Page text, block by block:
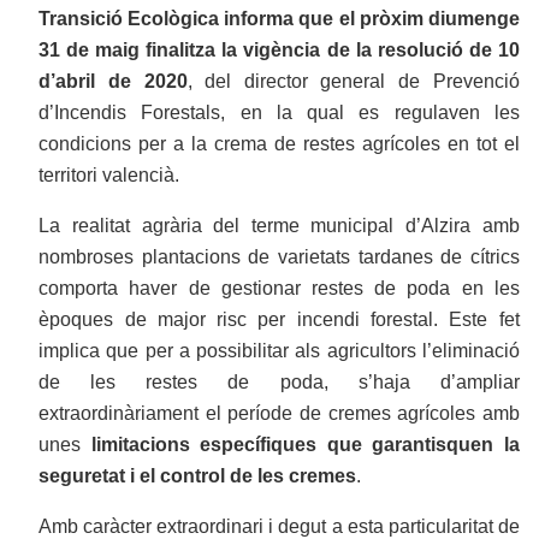
Transició Ecològica informa que el pròxim diumenge
31 de maig finalitza la vigència de la resolució de 10
d’abril de 2020, del director general de Prevenció
d’Incendis Forestals, en la qual es regulaven les
condicions per a la crema de restes agrícoles en tot el
territori valencià.
La realitat agrària del terme municipal d’Alzira amb
nombroses plantacions de varietats tardanes de cítrics
comporta haver de gestionar restes de poda en les
èpoques de major risc per incendi forestal. Este fet
implica que per a possibilitar als agricultors l’eliminació
de les restes de poda, s’haja d’ampliar
extraordinàriament el període de cremes agrícoles amb
unes
limitacions específiques que garantisquen la
seguretat i el control de les cremes.
Amb caràcter extraordinari i degut a esta particularitat de